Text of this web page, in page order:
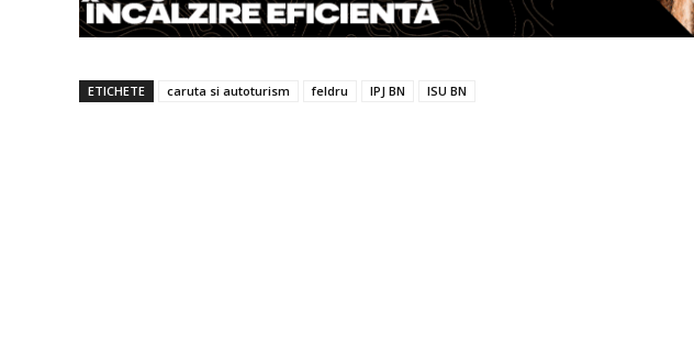
ETICHETE caruta si autoturism feldru IPJ BN ISU BN